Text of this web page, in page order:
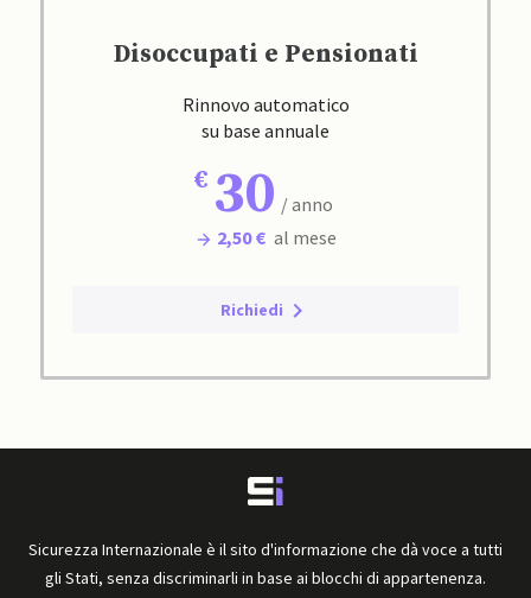
Disoccupati e Pensionati
Rinnovo automatico
su base annuale
30 / anno
2,50 € al mese
Richiedi
Sicurezza Internazionale è il sito d'informazione che dà voce a tutti
gli Stati, senza discriminarli in base ai blocchi di appartenenza.